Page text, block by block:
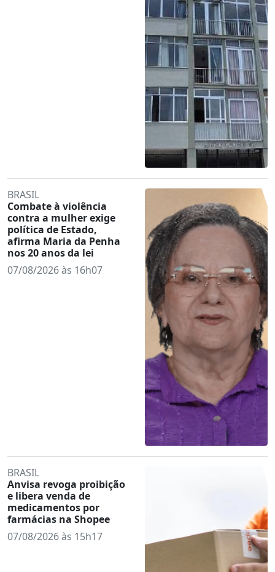
BRASIL
Combate à violência
contra a mulher exige
política de Estado,
afirma Maria da Penha
nos 20 anos da lei
07/08/2026 às 16h07
BRASIL
Anvisa revoga proibição
e libera venda de
medicamentos por
farmácias na Shopee
07/08/2026 às 15h17